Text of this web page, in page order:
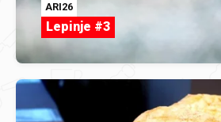
ARI26
Lepinje #3